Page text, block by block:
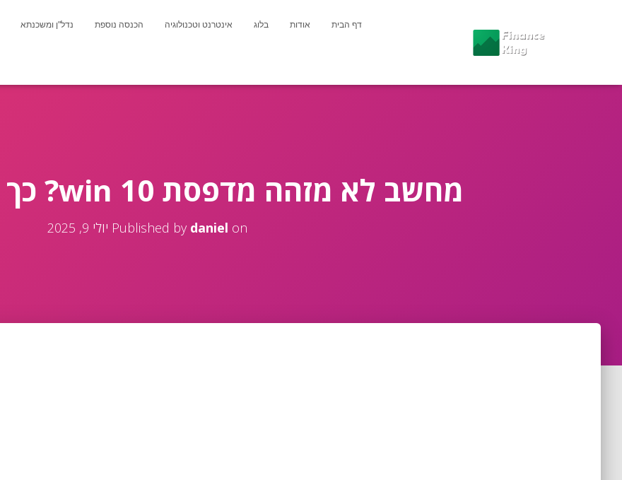
דף הבית אודות בלוג אינטרנט וטכנולוגיה הכנסה נוספת נדל"ן ומשכנתא
מחשב לא מזהה מדפסת win 10? כך תתקן בקלות!
Published by daniel on יולי 9, 2025